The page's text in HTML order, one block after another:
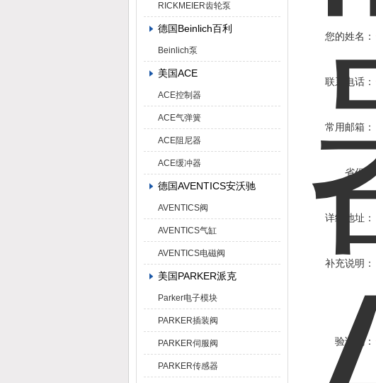
RICKMEIER齿轮泵
德国Beinlich百利
Beinlich泵
美国ACE
ACE控制器
ACE气弹簧
ACE阻尼器
ACE缓冲器
德国AVENTICS安沃驰
AVENTICS阀
AVENTICS气缸
AVENTICS电磁阀
美国PARKER派克
Parker电子模块
PARKER插装阀
PARKER伺服阀
PARKER传感器
您的姓名：
联系电话：
常用邮箱：
省份：
详细地址：
补充说明：
验证码：